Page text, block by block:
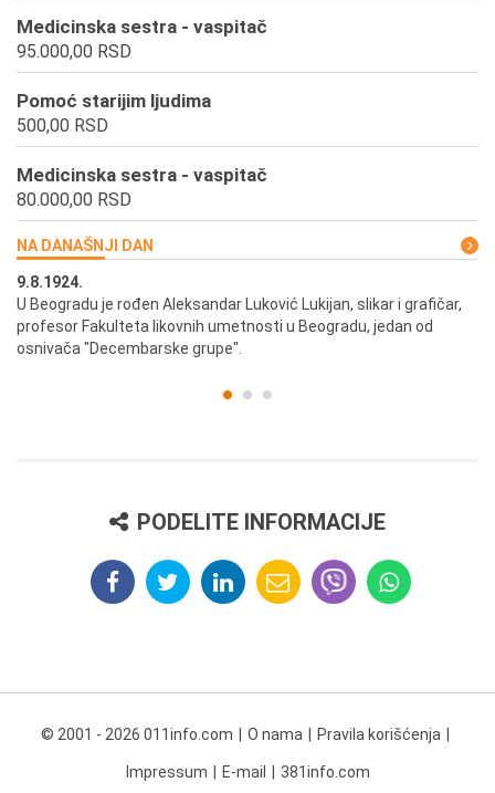
Medicinska sestra - vaspitač
95.000,00 RSD
Pomoć starijim ljudima
500,00 RSD
Medicinska sestra - vaspitač
80.000,00 RSD
NA DANAŠNJI DAN
9.8.1924.
U Beogradu je rođen Aleksandar Luković Lukijan, slikar i grafičar,
profesor Fakulteta likovnih umetnosti u Beogradu, jedan od
osnivača "Decembarske grupe".
PODELITE INFORMACIJE
© 2001 - 2026 011info.com O nama Pravila korišćenja
Impressum E-mail 381info.com